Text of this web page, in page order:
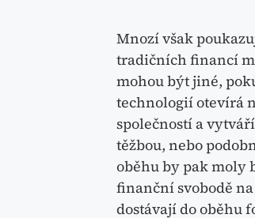
Mnozí však
tradičních financí
mohou být jiné,
technologií otevírá
společností a
těžbou, nebo
oběhu by pak moly
finanční svobodě
dostávají do oběhu